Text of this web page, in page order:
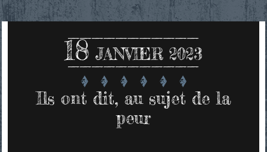
18 JANVIER 2023
Ils ont dit, au sujet de la
peur